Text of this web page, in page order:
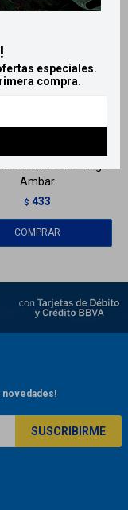
especiales.
compra.
LlegaMAÑANA
Ambar
$ 433
novedades!
SUSCRIBIRME